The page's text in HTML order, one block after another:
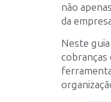
não
da
Neste
cobranças